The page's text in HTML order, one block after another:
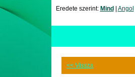
Eredete szerint: Mind Angol
<< Vissza